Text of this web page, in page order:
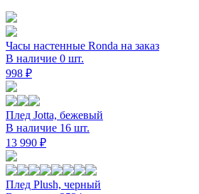
Часы настенные Ronda на заказ
В наличие 0 шт.
998 ₽
Плед Jotta, бежевый
В наличие 16 шт.
13 990 ₽
Плед Plush, черный